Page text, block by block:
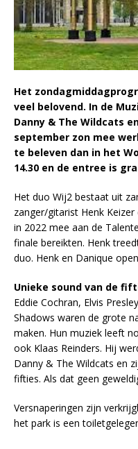
Het
veel belovend. In de
Danny & The Wildcats
september zon mee
te beleven dan in het
14.30 en de entree is
Het duo Wij2 bestaat uit
zanger/gitarist Henk
in 2022 mee aan de
finale bereikten. Henk
duo. Henk en Danique
Unieke sound van de
Eddie Cochran, Elvis
Shadows waren de grote
maken. Hun muziek leeft
ook Klaas Reinders. Hij
Danny & The Wildcats en
fifties. Als dat geen
Versnaperingen zijn
het park is een